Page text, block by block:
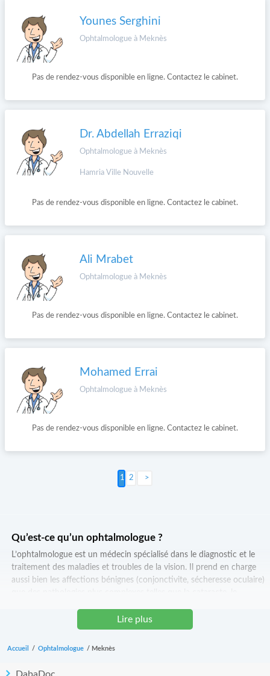
Younes Serghini
Ophtalmologue à Meknès
Pas de rendez-vous disponible en ligne. Contactez le cabinet.
Dr. Abdellah Erraziqi
Ophtalmologue à Meknès
Hamria Ville Nouvelle
Pas de rendez-vous disponible en ligne. Contactez le cabinet.
Ali Mrabet
Ophtalmologue à Meknès
Pas de rendez-vous disponible en ligne. Contactez le cabinet.
Mohamed Errai
Ophtalmologue à Meknès
Pas de rendez-vous disponible en ligne. Contactez le cabinet.
2 Suivant >
Qu’est-ce qu’un ophtalmologue ?
L’ophtalmologue est un médecin spécialisé dans le diagnostic et le
traitement des maladies et troubles de la vision. Il prend en charge
aussi bien les affections bénignes (conjonctivite, sécheresse oculaire)
Quand consulter un ophtalmologue à Meknès ?
Il est recommandé de consulter en cas de baisse de vision, douleurs
difficultés d’adaptation à la lumière. Les enfants doivent être suivis
Lire plus
Accueil / Ophtalmologue / Meknès